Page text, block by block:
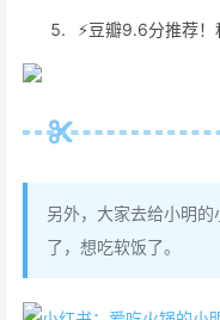
⚡️豆瓣9.6分推荐
另外，大家去给小明
了，想吃软饭了。